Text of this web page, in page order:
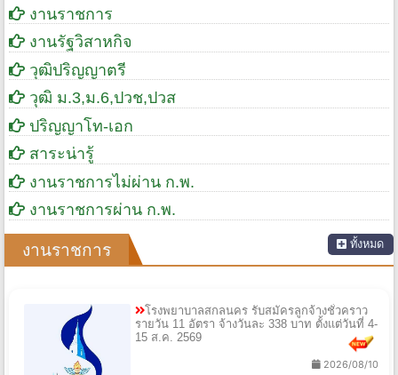
งานราชการ
งานรัฐวิสาหกิจ
วุฒิปริญญาตรี
วุฒิ ม.3,ม.6,ปวช,ปวส
ปริญญาโท-เอก
สาระน่ารู้
งานราชการไม่ผ่าน ก.พ.
งานราชการผ่าน ก.พ.
งานราชการ ทั้งหมด
โรงพยาบาลสกลนคร รับสมัครลูกจ้างชั่วคราว
รายวัน 11 อัตรา จ้างวันละ 338 บาท ตั้งแต่วันที่ 4-
15 ส.ค. 2569
2026/08/10